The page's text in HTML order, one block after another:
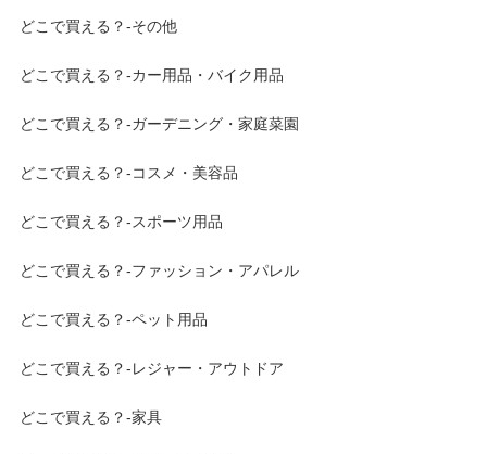
どこで買える？-その他
どこで買える？-カー用品・バイク用品
どこで買える？-ガーデニング・家庭菜園
どこで買える？-コスメ・美容品
どこで買える？-スポーツ用品
どこで買える？-ファッション・アパレル
どこで買える？-ペット用品
どこで買える？-レジャー・アウトドア
どこで買える？-家具